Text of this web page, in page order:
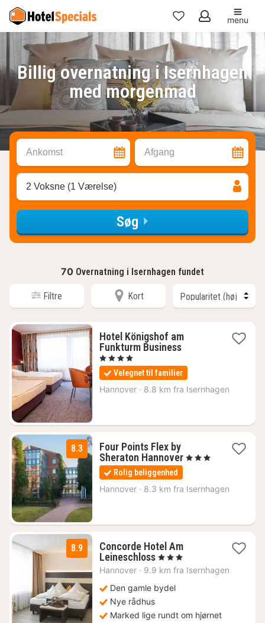
Mine
favoritter
menu
Billig overnatning i Isernhagen
med morgenmad
Ankomst Afgang
2 Voksne (1 Værelse)
Søg
70 Overnatning i Isernhagen fundet
Filtre Kort
Hotel Königshof am
Funkturm Business1
fra
928
kr.
, 4 Stjerner
Velegnet til familier
Hannover · 8.8 km fra Isernhagen
8.3
Four Points Flex by
Sheraton Hannover1
599
, 3 Stjerner
Rolig beliggenhed
Hannover · 8.3 km fra Isernhagen
8.9
Concorde Hotel Am
Leineschloss1
nat
1158
, 3 Stjerner
Hannover · 9.9 km fra Isernhagen
Den gamle bydel
Nye rådhus
Marked lige rundt om hjørnet